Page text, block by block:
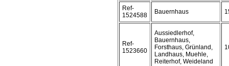
Ref-
1524588
Bauernhaus
Ref-
1523660
Aussiedlerhof,
Bauernhaus,
Forsthaus, Grünland,
Landhaus, Muehle,
Reiterhof, Weideland